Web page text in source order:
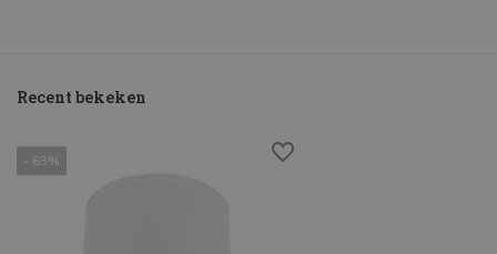
Recent bekeken
- 63%